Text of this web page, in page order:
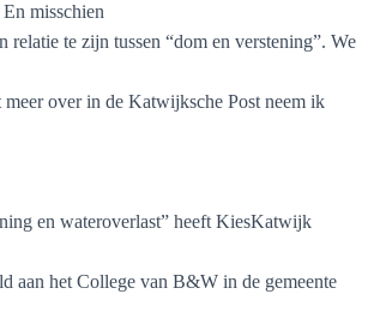
misschien
relatie te zijn tussen “dom en verstening”. We
over in de Katwijksche Post neem ik
en wateroverlast” heeft KiesKatwijk
aan het College van B&W in de gemeente